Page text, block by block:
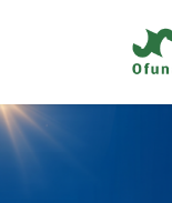
ツ
へ
シ
ョ